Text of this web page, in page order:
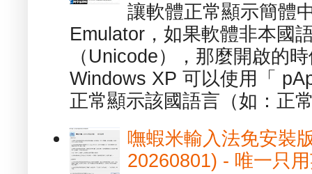
讓軟體正常顯示簡體
Emulator，如果軟體非本國
（Unicode），那麼開啟的
Windows XP 可以使用「
正常顯示該國語言（如：正
嘸蝦米輸入法免安裝
20260801) - 唯一只